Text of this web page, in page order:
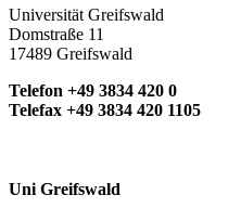
Universität Greifswald
Domstraße 11
17489 Greifswald
Telefon +49 3834 420 0
Telefax +49 3834 420 1105
Uni Greifswald